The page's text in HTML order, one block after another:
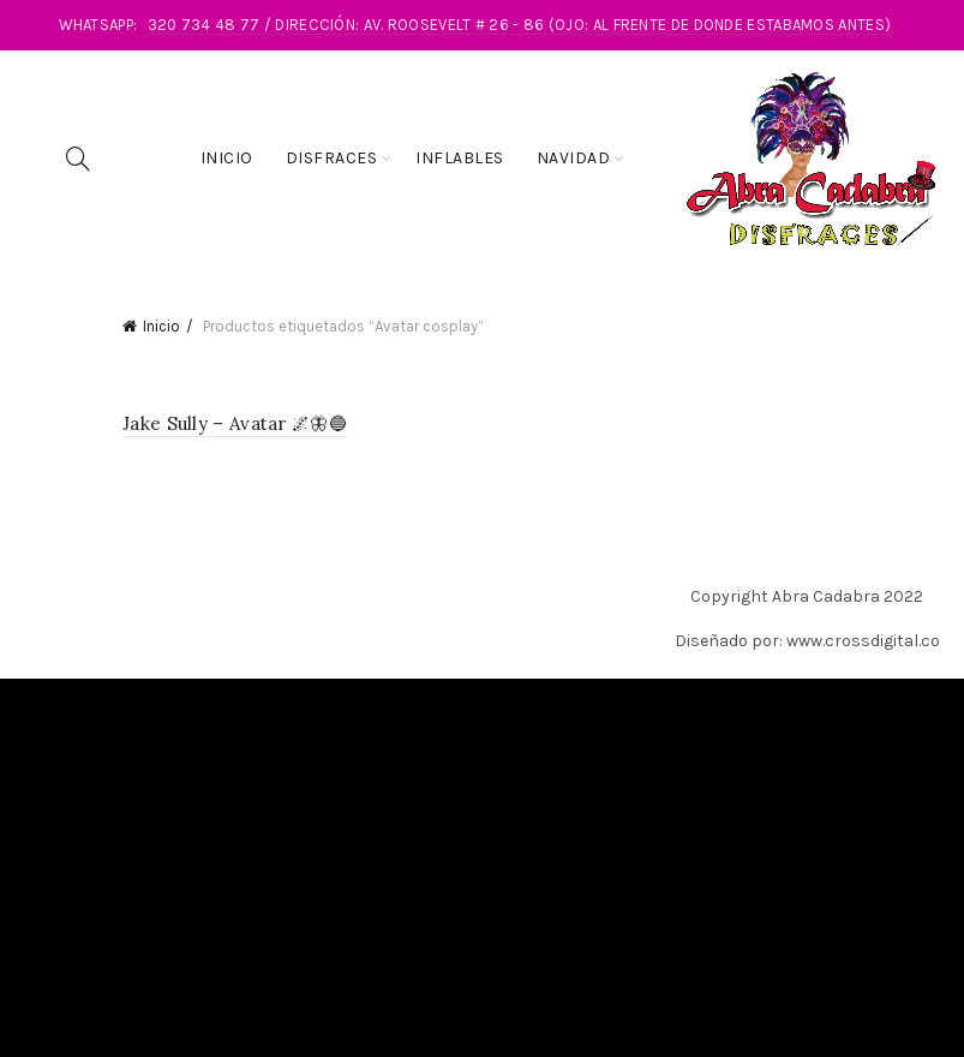
WHATSAPP: 320 734 48 77 / DIRECCIÓN: AV. ROOSEVELT # 26 - 86 (OJO: AL FRENTE DE DONDE ESTABAMOS ANTES)
INICIO DISFRACES INFLABLES NAVIDAD
Inicio Productos etiquetados “Avatar cosplay”
Jake Sully – Avatar 🌌🦋🔵
Copyright Abra Cadabra 2022
Diseñado por: www.crossdigital.co